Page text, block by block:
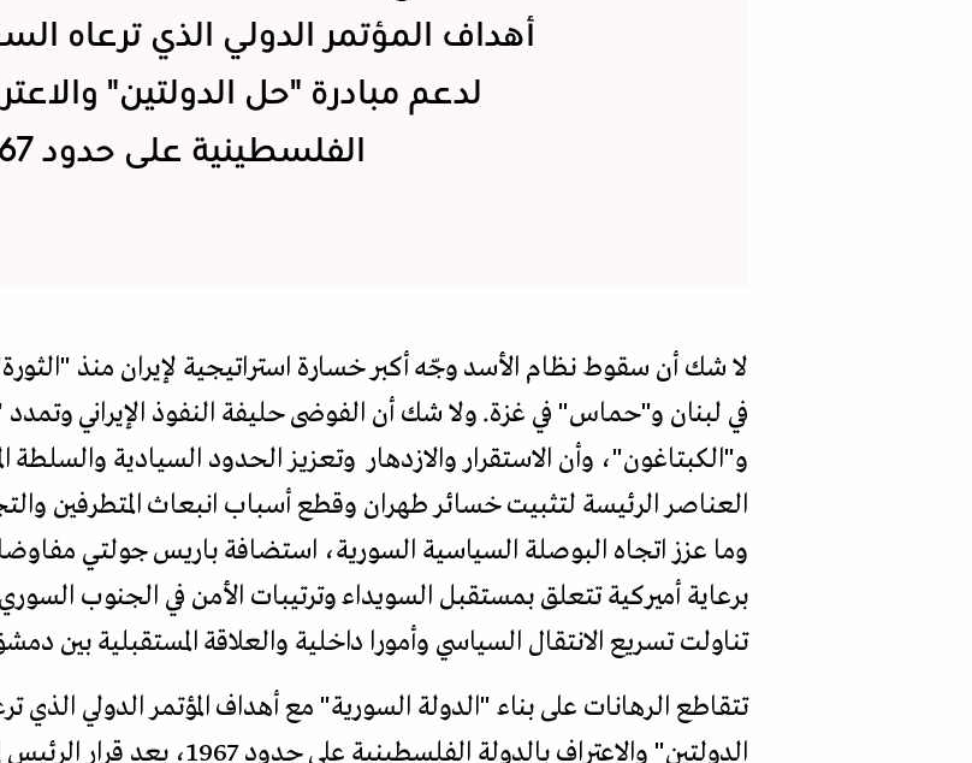
أهداف المؤتمر الدولي الذي ترعاه
لدعم مبادرة "حل الدولتين"
الفلسطينية على حدود 1967
في لبنان و"حماس" في غزة. ولا شك أن الفوضى حليفة النفوذ الإيراني
و"الكبتاغون"، وأن الاستقرار والازدهار وتعزيز الحدود السيادية والسلطة
العناصر الرئيسة لتثبيت خسائر طهران وقطع أسباب انبعاث المتطرفين
وما عزز اتجاه البوصلة السياسية السورية، استضافة باريس جولتي
برعاية أميركية تتعلق بمستقبل السويداء وترتيبات الأمن في الجنوب
تناولت تسريع الانتقال السياسي وأمورا داخلية والعلاقة المستقبلية بين
تتقاطع الرهانات على بناء "الدولة السورية" مع أهداف المؤتمر الدولي
الدولتين" والاعتراف بالدولة